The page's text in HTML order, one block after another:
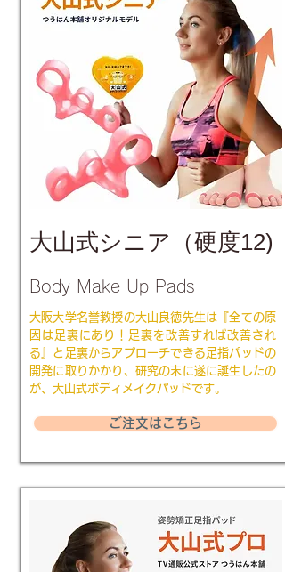
大山式シニア（硬度12)
Body Make Up Pads
大阪大学名誉教授の大山良徳先生は『全ての原
因は足裏にあり！足裏を改善すれば改善され
る』と足裏からアプローチできる足指パッドの
開発に取りかかり、研究の末に遂に誕生したの
が、大山式ボディメイクパッドです。
ご注文はこちら